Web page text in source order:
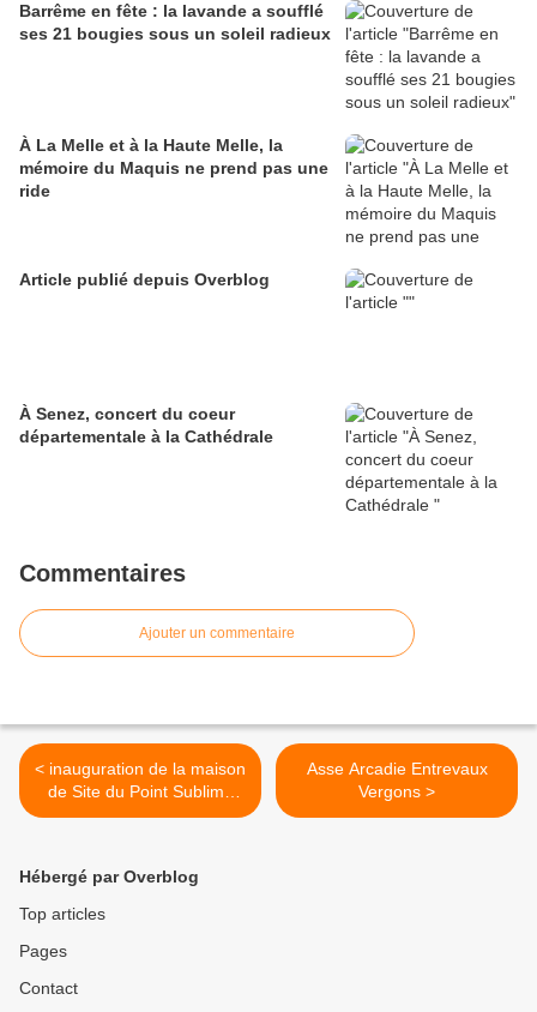
Barrême en fête : la lavande a soufflé
ses 21 bougies sous un soleil radieux
À La Melle et à la Haute Melle, la
mémoire du Maquis ne prend pas une
ride
Article publié depuis Overblog
À Senez, concert du coeur
départementale à la Cathédrale
Commentaires
Ajouter un commentaire
< inauguration de la maison
de Site du Point Sublime
des Gorges du Verdon
Asse Arcadie Entrevaux
Vergons >
Hébergé par Overblog
Top articles
Pages
Contact